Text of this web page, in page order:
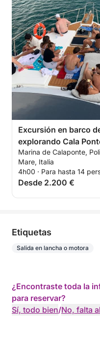
Excursión en barco
explorando Cala
y Monopoli
Marina de Calaponte,
Mare, Italia
4h00 · Para hasta 14
Desde 2.200 €
Etiquetas
Salida en lancha o motora
¿Encontraste toda la
para reservar?
Sí, todo bien/No, falta